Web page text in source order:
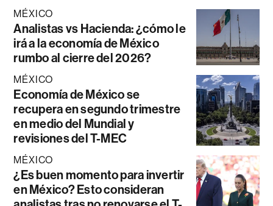
MÉXICO
Analistas vs Hacienda: ¿cómo le
irá a la economía de México
rumbo al cierre del 2026?
MÉXICO
Economía de México se
recupera en segundo trimestre
en medio del Mundial y
revisiones del T-MEC
MÉXICO
¿Es buen momento para invertir
en México? Esto consideran